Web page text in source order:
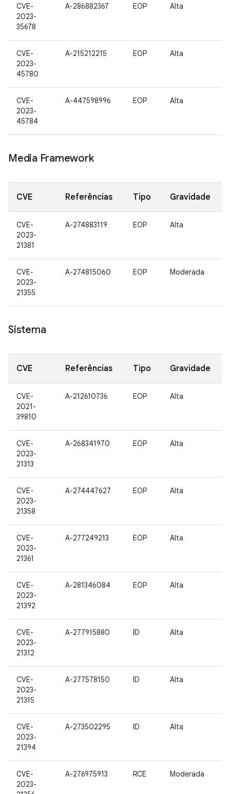
CVE-
2023-
35678
A-286882367 EOP Alta
CVE-
2023-
45780
A-215212215 EOP Alta
CVE-
2023-
45784
A-447598996 EOP Alta
Media Framework
CVE Referências Tipo Gravidade
CVE-
2023-
21381
A-274883119 EOP Alta
CVE-
2023-
21355
A-274815060 EOP Moderada
Sistema
CVE Referências Tipo Gravidade
CVE-
2021-
39810
A-212610736 EOP Alta
CVE-
2023-
21313
A-268341970 EOP Alta
CVE-
2023-
21358
A-274447627 EOP Alta
CVE-
2023-
21361
A-277249213 EOP Alta
CVE-
2023-
21392
A-281346084 EOP Alta
CVE-
2023-
21312
A-277915880 ID Alta
CVE-
2023-
21315
A-277578150 ID Alta
CVE-
2023-
21394
A-273502295 ID Alta
CVE-
2023-
A-276975913 RCE Moderada